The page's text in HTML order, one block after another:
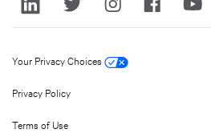
lululemon.com
Your Privacy Choices
Privacy Policy
Terms of Use